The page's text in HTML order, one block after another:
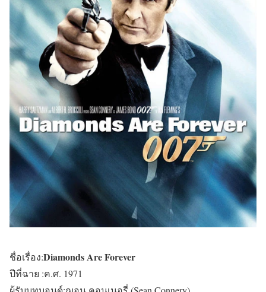
ชื่อเรื่อง:Diamonds Are Forever
ปีที่ฉาย :ค.ศ. 1971